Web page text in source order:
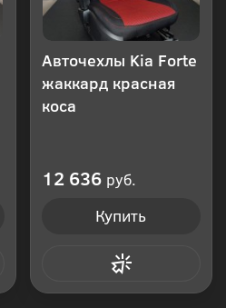
Авточехлы Kia Forte
жаккард красная
коса
12 636 руб.
Купить